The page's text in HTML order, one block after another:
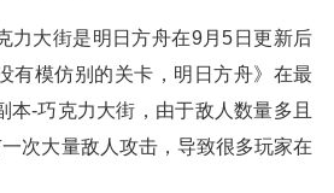
力大街是明日方舟在9月5日更新后
有模仿别的关卡，明日方舟》在最
本-巧克力大街，由于敌人数量多且
次大量敌人攻击，导致很多玩家在